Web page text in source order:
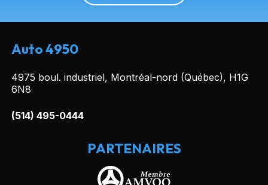
Auto 4950
4975 boul. industriel, Montréal-nord (Québec), H1G
6N8
(514) 495-0444
PARTENAIRES